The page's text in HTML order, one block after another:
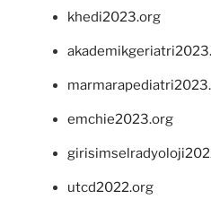
khedi2023.org
emchie2023.org
utcd2022.org